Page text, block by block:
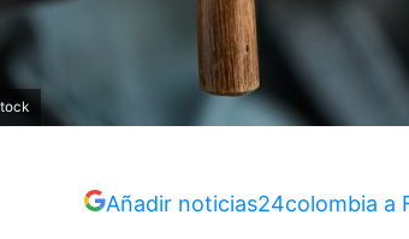
Añadir noticias24colombia a